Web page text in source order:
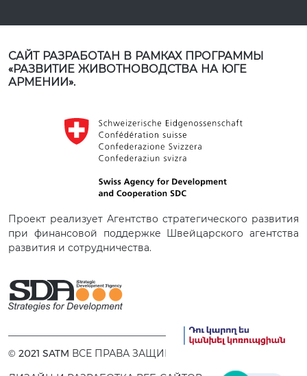
САЙТ РАЗРАБОТАН В РАМКАХ ПРОГРАММЫ
«РАЗВИТИЕ ЖИВОТНОВОДСТВА НА ЮГЕ
АРМЕНИИ».
Проект реализует Агентство стратегического развития
при финансовой поддержке Швейцарского агентства
развития и сотрудничества.
© 2021 SATM ВСЕ ПРАВА ЗАЩИЩЕНЫ.